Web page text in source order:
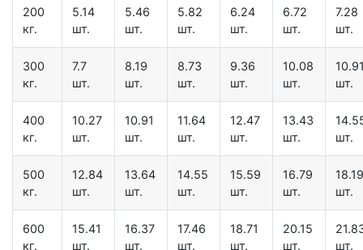
200
кг.
5.14
шт.
5.46
шт.
5.82
шт.
6.24
шт.
6.72
шт.
7.28
шт.
300
кг.
7.7
шт.
8.19
шт.
8.73
шт.
9.36
шт.
10.08
шт.
шт.
400
кг.
10.27
шт.
10.91
шт.
11.64
шт.
12.47
шт.
13.43
шт.
шт.
500
кг.
12.84
шт.
13.64
шт.
14.55
шт.
15.59
шт.
16.79
шт.
18.19
шт.
600
кг.
15.41
шт.
16.37
шт.
17.46
шт.
18.71
шт.
20.15
шт.
шт.